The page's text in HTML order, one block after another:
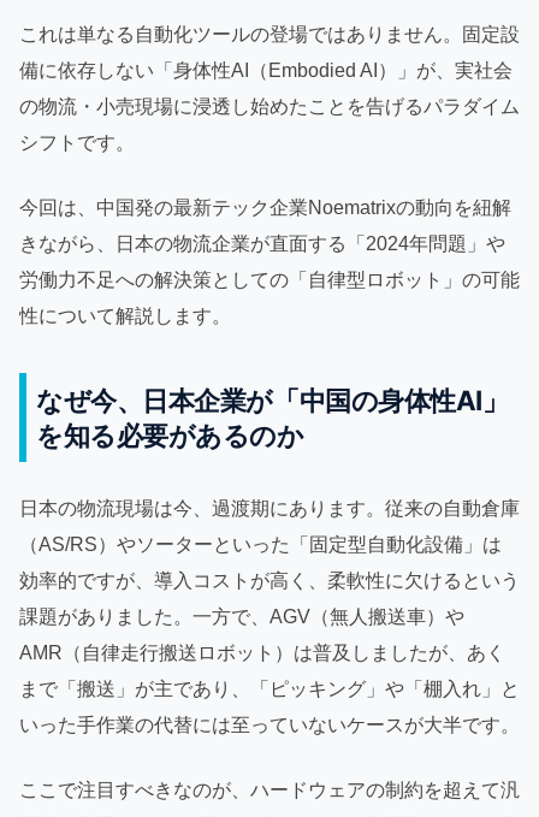
これは単なる自動化ツールの登場ではありません。固定設
備に依存しない「身体性AI（Embodied AI）」が、実社会
の物流・小売現場に浸透し始めたことを告げるパラダイム
シフトです。
今回は、中国発の最新テック企業Noematrixの動向を紐解
きながら、日本の物流企業が直面する「2024年問題」や
労働力不足への解決策としての「自律型ロボット」の可能
性について解説します。
なぜ今、日本企業が「中国の身体性AI」
を知る必要があるのか
日本の物流現場は今、過渡期にあります。従来の自動倉庫
（AS/RS）やソーターといった「固定型自動化設備」は
効率的ですが、導入コストが高く、柔軟性に欠けるという
課題がありました。一方で、AGV（無人搬送車）や
AMR（自律走行搬送ロボット）は普及しましたが、あく
まで「搬送」が主であり、「ピッキング」や「棚入れ」と
いった手作業の代替には至っていないケースが大半です。
ここで注目すべきなのが、ハードウェアの制約を超えて汎